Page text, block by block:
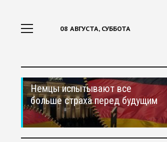
08 АВГУСТА, СУББОТА
Немцы испытывают все
больше страха перед будущим